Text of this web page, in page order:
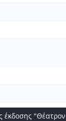
έκδοσης